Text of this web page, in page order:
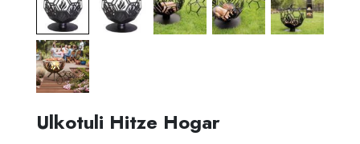
Ulkotuli Hitze Hogar